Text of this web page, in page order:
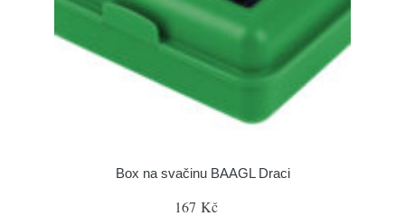
Box na svačinu BAAGL Draci
167 Kč